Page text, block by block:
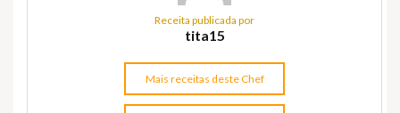
Receita publicada por
tita15
Mais receitas deste Chef